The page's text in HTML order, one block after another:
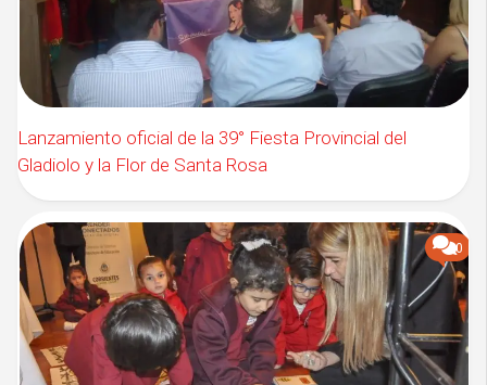
Lanzamiento oficial de la 39° Fiesta Provincial del
Gladiolo y la Flor de Santa Rosa
0